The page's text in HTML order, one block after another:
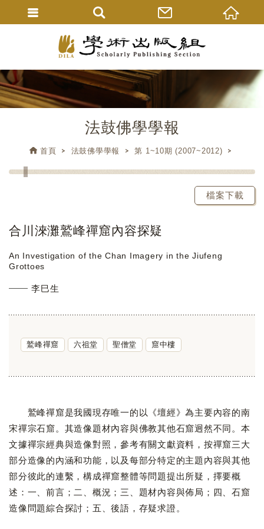
法鼓佛學學報
首頁 法鼓佛學學報 第 1~10期 (2007~2012)
檔案下載
合川淶灘鷲峰禪窟內容探疑
An Investigation of the Chan Imagery in the Jiufeng
Grottoes
李巳生
鷲峰禪窟 六祖堂 聖僧堂 窟中樓
鷲峰禪窟是我國現存唯一的以《壇經》為主要內容的南
宋禪宗石窟。其造像題材內容與佛教其他石窟迥然不同。本
文據禪宗經典與造像對照，參考有關文獻資料，按禪窟三大
部分造像的內涵和功能，以及每部分特定的主題內容與其他
部分彼此的連繫，構成禪窟整體等問題提出所疑，擇要概
述：一、前言；二、概況；三、題材內容與佈局；四、石窟
造像問題綜合探討；五、後語，存疑求證。